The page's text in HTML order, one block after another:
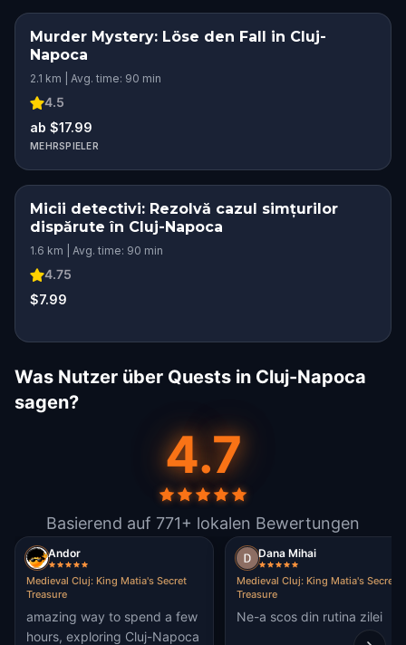
Murder Mystery: Löse den Fall in Cluj-
Napoca
2.1 km | Avg. time: 90 min
4.5
ab $17.99
MEHRSPIELER
KIDS' FAVORITE
Micii detectivi: Rezolvă cazul simțurilor
dispărute în Cluj-Napoca
1.6 km | Avg. time: 90 min
4.75
$7.99
Was Nutzer über Quests in Cluj-Napoca
sagen?
4.7
Basierend auf 771+ lokalen Bewertungen
Andor
Medieval Cluj: King Matia's Secret
Treasure
amazing way to spend a few
hours, exploring Cluj-Napoca
Dana Mihai
Medieval Cluj: King Matia's Secret
Treasure
Ne-a scos din rutina zilei